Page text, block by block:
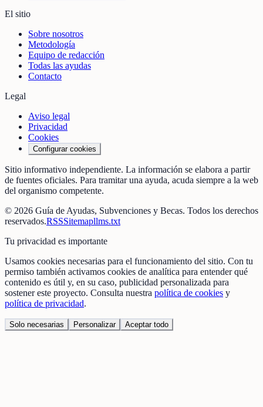
El sitio
Sobre nosotros
Metodología
Equipo de redacción
Todas las ayudas
Contacto
Legal
Aviso legal
Privacidad
Cookies
Configurar cookies
Sitio informativo independiente. La información se elabora a partir
de fuentes oficiales. Para tramitar una ayuda, acuda siempre a la web
del organismo competente.
© 2026 Guía de Ayudas, Subvenciones y Becas. Todos los derechos
reservados.RSSSitemapllms.txt
Tu privacidad es importante
Usamos cookies necesarias para el funcionamiento del sitio. Con tu
permiso también activamos cookies de analítica para entender qué
contenido es útil y, en su caso, publicidad personalizada para
sostener este proyecto. Consulta nuestra política de cookies y
política de privacidad.
Solo necesarias Personalizar Aceptar todo